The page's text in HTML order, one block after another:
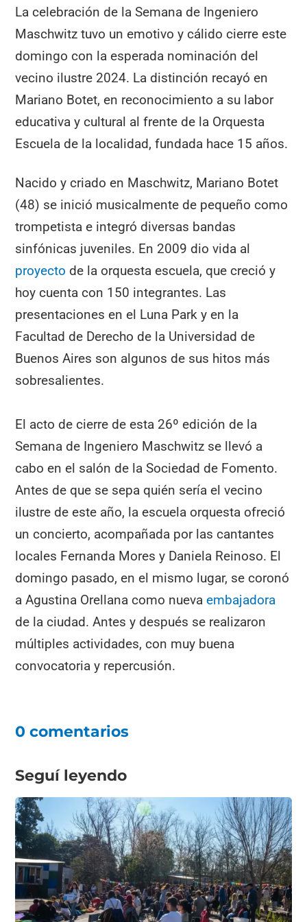
La celebración de la Semana de Ingeniero
Maschwitz tuvo un emotivo y cálido cierre este
domingo con la esperada nominación del
vecino ilustre 2024. La distinción recayó en
Mariano Botet, en reconocimiento a su labor
educativa y cultural al frente de la Orquesta
Escuela de la localidad, fundada hace 15 años.
Nacido y criado en Maschwitz, Mariano Botet
(48) se inició musicalmente de pequeño como
trompetista e integró diversas bandas
sinfónicas juveniles. En 2009 dio vida al
proyecto de la orquesta escuela, que creció y
hoy cuenta con 150 integrantes. Las
presentaciones en el Luna Park y en la
Facultad de Derecho de la Universidad de
Buenos Aires son algunos de sus hitos más
sobresalientes.
El acto de cierre de esta 26º edición de la
Semana de Ingeniero Maschwitz se llevó a
cabo en el salón de la Sociedad de Fomento.
Antes de que se sepa quién sería el vecino
ilustre de este año, la escuela orquesta ofreció
un concierto, acompañada por las cantantes
locales Fernanda Mores y Daniela Reinoso. El
domingo pasado, en el mismo lugar, se coronó
a Agustina Orellana como nuevaembajadora
de la ciudad. Antes y después se realizaron
múltiples actividades, con muy buena
convocatoria y repercusión.
0 comentarios
Seguí leyendo